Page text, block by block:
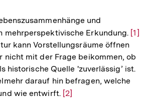
und
mehrperspektivische Erkundung. Zur
der
[1]
kann Vorstellungsräume öffnen
nicht mit der Frage beikommen, ob
historische Quelle 'zuverlässig’ ist.
darauf hin befragen, welche
wie entwirft. Zur
[2]